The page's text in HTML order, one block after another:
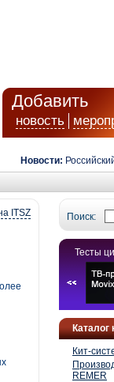
Добавить
новость
Новости: Российский
Поиск:
Тесты
Каталог
Кит-
REMER
ITSZ